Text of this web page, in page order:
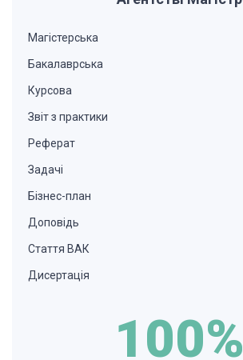
Магістерська
Бакалаврська
Курсова
Звіт з практики
Реферат
Задачі
Бізнес-план
Доповідь
Стаття ВАК
Дисертація
100%